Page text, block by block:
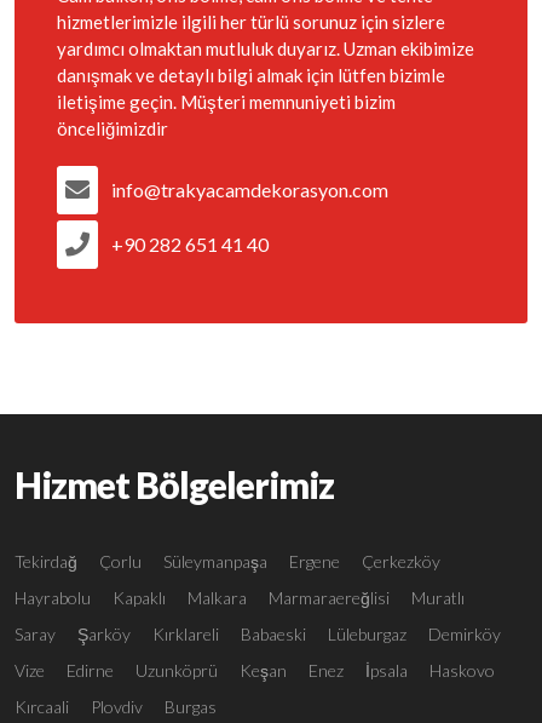
hizmetlerimizle ilgili her türlü sorunuz için sizlere
yardımcı olmaktan mutluluk duyarız. Uzman ekibimize
danışmak ve detaylı bilgi almak için lütfen bizimle
iletişime geçin. Müşteri memnuniyeti bizim
önceliğimizdir
info@trakyacamdekorasyon.com
+90 282 651 41 40
Hizmet Bölgelerimiz
Tekirdağ Çorlu Süleymanpaşa Ergene
Çerkezköy
Hayrabolu
Kapaklı Malkara Marmaraereğlisi
Muratlı
Saray
Şarköy Kırklareli Babaeski Lüleburgaz
Demirköy
Vize
Edirne Uzunköprü Keşan Enez İpsala
Haskovo
Kırcaali
Plovdiv Burgas